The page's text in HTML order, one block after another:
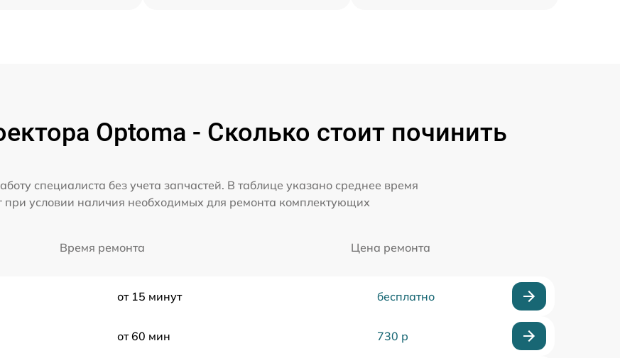
Optoma - Сколько стоит починить
специалиста без учета запчастей. В таблице указано среднее время
при условии наличия необходимых для ремонта комплектующих
Время ремонта Цена ремонта
от 15 минут бесплатно
от 60 мин 730 р